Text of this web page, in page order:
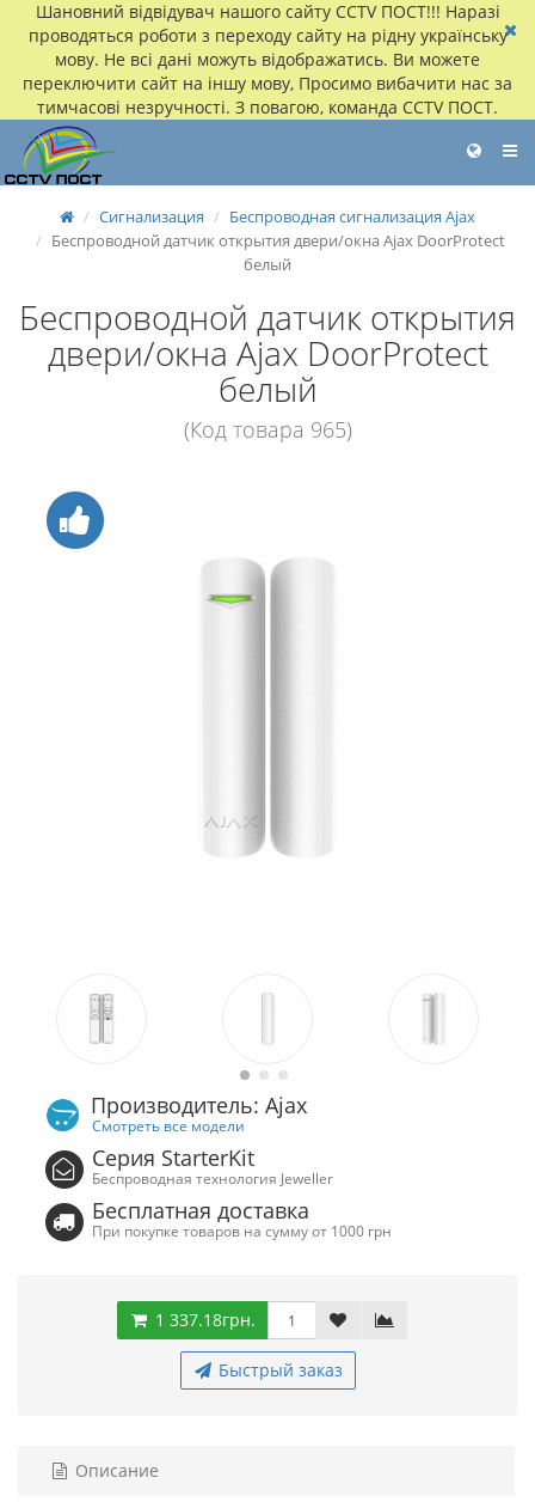
Шановний відвідувач нашого сайту CCTV ПОСТ!!! Наразі
проводяться роботи з переходу сайту на рідну українську
мову. Не всі дані можуть відображатись. Ви можете
переключити сайт на іншу мову, Просимо вибачити нас за
тимчасові незручності. З повагою, команда CCTV ПОСТ.
Сигнализация
Беспроводная сигнализация Ajax
Беспроводной датчик открытия двери/окна Ajax DoorProtect
белый
Беспроводной датчик открытия
двери/окна Ajax DoorProtect
белый
(Код товара 965)
Производитель: Ajax
Смотреть все модели
Серия StarterKit
Беспроводная технология Jeweller
Бесплатная доставка
При покупке товаров на сумму от 1000 грн
1 337.18грн.
Быстрый заказ
Описание